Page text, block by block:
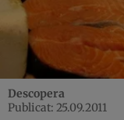
Descopera
Publicat: 25.09.2011